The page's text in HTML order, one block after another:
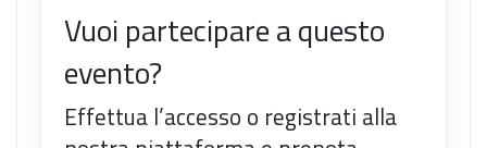
Vuoi partecipare a questo
evento?
Effettua l’accesso o registrati alla